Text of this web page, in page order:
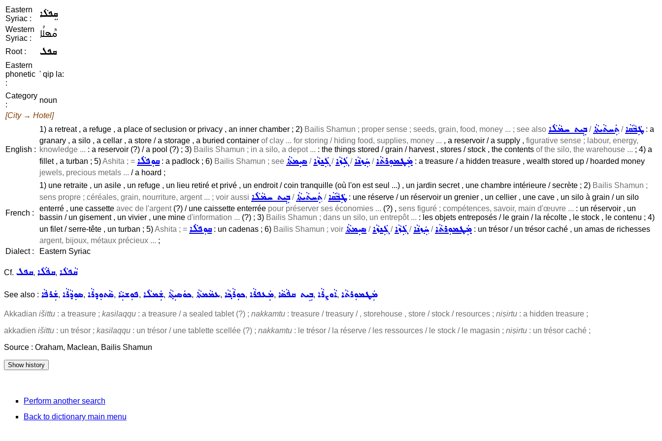
Eastern
Syriac :
ܩܸܦܠܵܐ
Western
Syriac :
ܩܶܦܠܳܐ
Root : ܩܦܠ
Eastern
phonetic
:
' qip la:
Category
:
noun
[City → Hotel]
English :
1) a retreat , a refuge , a place of seclusion or privacy , an inner chamber ; 2) Bailis Shamun ; proper sense ; seeds, grain, food, money ... ; see also ܒܹܝܬ ܚܡܵܠܵܐ/ܬܲܚܬܵܝܬܵܐ /ܛܲܒܵܩܵܐ: a
granary , a silo , a cellar , a store / a storage , a buried container of clay ... for storing / hiding food, supplies, money ... , a reservoir / a supply , figurative sense ; labour, energy,
knowledge ... : a reservoir (?) / a pool (?) ; 3) Bailis Shamun ; in a silo, a depot ... : the things stored / grain / harvest , stores / stock , the contents of the silo, the warehouse ... ; 4) a
fillet , a turban ; 5)Ashita ; = ܩܘܼܦܠܵܐ: a padlock ; 6) Bailis Shamun ; see ܣܝܼܡܬܵܐ /ܓܲܢܙܵܐ /ܓܲܙܵܐ /ܚܲܙܢܵܐ /ܡܲܛܡܘܼܪܬܵܐ : a treasure / a hidden treasure , wealth stored up / hoarded money
jewels, precious metals ... / a hoard ;
French :
1) une retraite , un asile , un refuge , un lieu retiré et privé , un endroit / coin tranquille (où l'on est seul ...) , un jardin secret , une chambre intérieure / secrète ; 2) Bailis Shamun ;
sens propre ; céréales, grain, nourriture, argent ... ; voir aussi ܒܹܝܬ ܚܡܵܠܵܐ/ܬܲܚܬܵܝܬܵܐ /ܛܲܒܵܩܵܐ: une réserve / un réservoir un grenier , un cellier , une cave , un silo à grain / un silo
enterré , une cassette avec de l'argent(?) / une caissette enterrée pour préserver ses économies ... (?) , sens figuré ; compétences, savoir, main d'œuvre ... : un réservoir , un
bassin / un gisement , un vivier , une mine d'information ... (?) ; 3) Bailis Shamun ; dans un silo, un entrepôt ... : les objets entreposés / le grain / la récolte , le stock , le contenu ; 4)
un filet / serre-tête , un turban ; 5)Ashita ; = ܩܘܼܦܠܵܐ: un cadenas ; 6) Bailis Shamun ; voir ܣܝܼܡܬܵܐ /ܓܲܢܙܵܐ /ܓܲܙܵܐ /ܚܲܙܢܵܐ /ܡܲܛܡܘܼܪܬܵܐ : un trésor / un trésor caché , un amas de richesses
argent, bijoux, métaux précieux ... ;
Dialect :
Eastern Syriac
Cf. ܩܦܠ, ܩܦܵܠܵܐ, ܩܵܦܠܵܐ
See also : ܫܲܪܦܵܐ, ܣܘܼܕܵܪܵܐ, ܣܵܬܘܼܕܪܵܐ, ܦܘܼܫܝܼܵܐ, ܫܲܡܠܵܐ, ܟܘܿܣܝܼܬ݂ܵܐ, ܥܡܵܡܬܵܐ, ܟܘܼܪܵܟ݂ܵܐ, ܡܲܥܦܪܵܐ, ܒܹܝܬ ܩܦܵܣܵܐ, ܐܵܘܨܪܵܐ, ܡܲܛܡܘܼܪܬܵܐ
Akkadian išittu : a treasure ; kasilaqqu : a treasure / a sealed tablet (?) ; nakkamtu : treasure / treasury / , storehouse , store / stock / resources ; niṣirtu : a hidden treasure ;
akkadien išittu : un trésor ; kasilaqqu : un trésor / une tablette scellée (?) ; nakkamtu : le trésor / la réserve / les ressources / le stock / le magasin ; niṣirtu : un trésor caché ;
Source : Oraham, Maclean, Bailis Shamun
Perform another search
Back to dictionary main menu